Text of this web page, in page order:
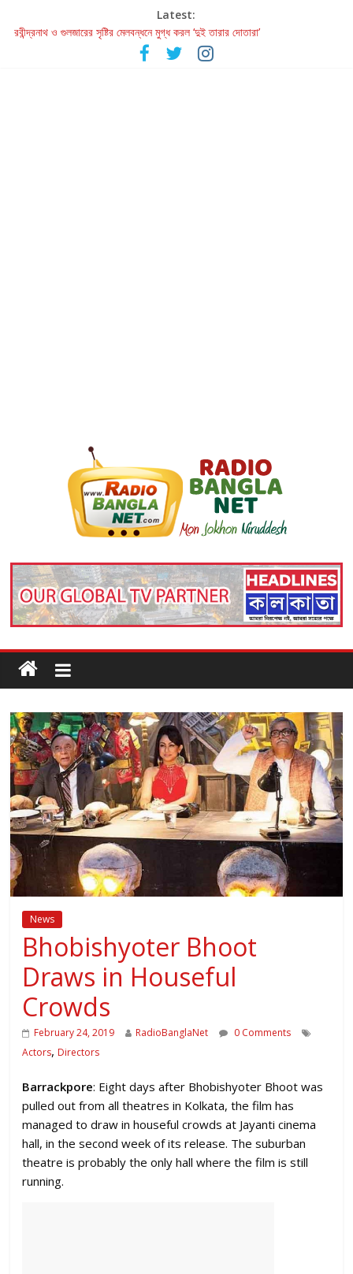
Latest:
হাওয়া বদলের টলিউডে ‘তুমি এলে তাই’
রবীন্দ্রনাথ ও গুলজারের সৃষ্টির মেলবন্ধনে মুগ্ধ করল ‘দুই তারার দোতারা’
কলের গান থেকে রীলস্ — বাঙালির গান শোনার বিবর্তনের গল্প
News
Bhobishyoter Bhoot
Draws in Houseful
Crowds
February 24, 2019 RadioBanglaNet
0 Comments
Actors, Directors
Barrackpore: Eight days after Bhobishyoter Bhoot was
pulled out from all theatres in Kolkata, the film has
managed to draw in houseful crowds at Jayanti cinema
hall, in the second week of its release. The suburban
theatre is probably the only hall where the film is still
running.